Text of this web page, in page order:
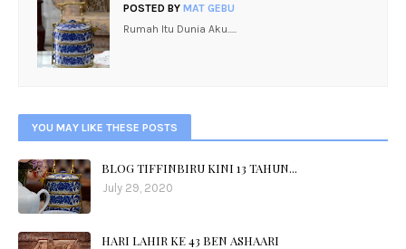
POSTED BY MAT GEBU
Rumah Itu Dunia Aku.....
YOU MAY LIKE THESE POSTS
BLOG TIFFINBIRU KINI 13 TAHUN...
July 29, 2020
HARI LAHIR KE 43 BEN ASHAARI